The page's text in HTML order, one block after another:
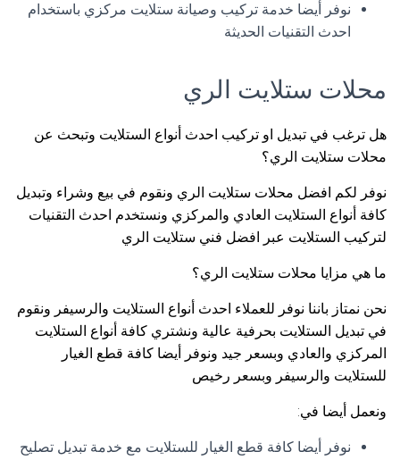
نوفر أيضا خدمة تركيب وصيانة ستلايت مركزي باستخدام
احدث التقنيات الحديثة
محلات ستلايت الري
هل ترغب في تبديل او تركيب احدث أنواع الستلايت وتبحث عن
محلات ستلايت الري؟
نوفر لكم افضل محلات ستلايت الري ونقوم في بيع وشراء وتبديل
كافة أنواع الستلايت العادي والمركزي ونستخدم احدث التقنيات
لتركيب الستلايت عبر افضل فني ستلايت الري
ما هي مزايا محلات ستلايت الري؟
نحن نمتاز باننا نوفر للعملاء احدث أنواع الستلايت والرسيفر ونقوم
في تبديل الستلايت بحرفية عالية ونشتري كافة أنواع الستلايت
المركزي والعادي وبسعر جيد ونوفر أيضا كافة قطع الغيار
للستلايت والرسيفر وبسعر رخيص
ونعمل أيضا في:
نوفر أيضا كافة قطع الغيار للستلايت مع خدمة تبديل تصليح